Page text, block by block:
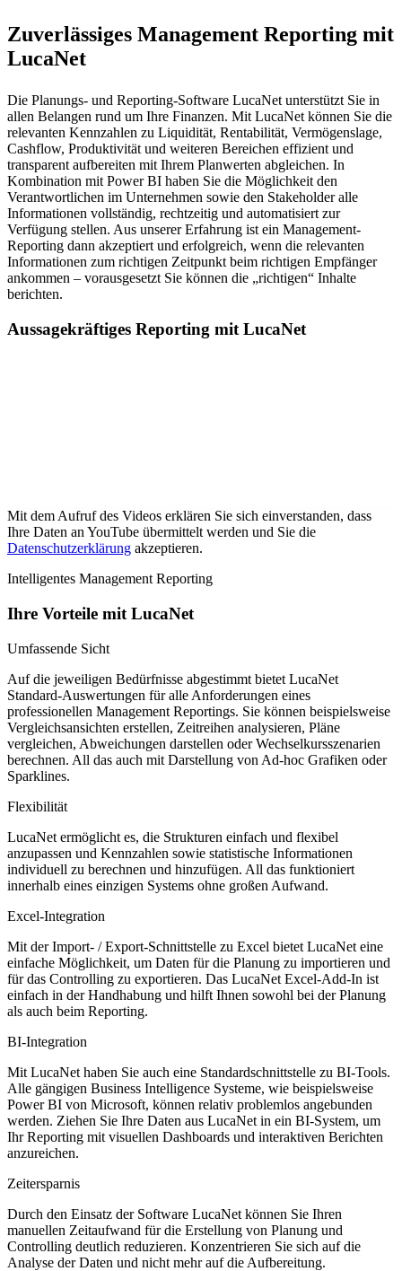
Zuverlässiges Management Reporting mit
LucaNet
Die Planungs- und Reporting-Software LucaNet unterstützt Sie in
allen Belangen rund um Ihre Finanzen. Mit LucaNet können Sie die
relevanten Kennzahlen zu Liquidität, Rentabilität, Vermögenslage,
Cashflow, Produktivität und weiteren Bereichen effizient und
transparent aufbereiten mit Ihrem Planwerten abgleichen. In
Kombination mit Power BI haben Sie die Möglichkeit den
Verantwortlichen im Unternehmen sowie den Stakeholder alle
Informationen vollständig, rechtzeitig und automatisiert zur
Verfügung stellen. Aus unserer Erfahrung ist ein Management-
Reporting dann akzeptiert und erfolgreich, wenn die relevanten
Informationen zum richtigen Zeitpunkt beim richtigen Empfänger
ankommen – vorausgesetzt Sie können die „richtigen“ Inhalte
berichten.
Aussagekräftiges Reporting mit LucaNet
Mit dem Aufruf des Videos erklären Sie sich einverstanden, dass
Ihre Daten an YouTube übermittelt werden und Sie die
Datenschutzerklärung akzeptieren.
Intelligentes Management Reporting
Ihre Vorteile mit LucaNet
Umfassende Sicht
Auf die jeweiligen Bedürfnisse abgestimmt bietet LucaNet
Standard-Auswertungen für alle Anforderungen eines
professionellen Management Reportings. Sie können beispielsweise
Vergleichsansichten erstellen, Zeitreihen analysieren, Pläne
vergleichen, Abweichungen darstellen oder Wechselkursszenarien
berechnen. All das auch mit Darstellung von Ad-hoc Grafiken oder
Sparklines.
Flexibilität
LucaNet ermöglicht es, die Strukturen einfach und flexibel
anzupassen und Kennzahlen sowie statistische Informationen
individuell zu berechnen und hinzufügen. All das funktioniert
innerhalb eines einzigen Systems ohne großen Aufwand.
Excel-Integration
Mit der Import- / Export-Schnittstelle zu Excel bietet LucaNet eine
einfache Möglichkeit, um Daten für die Planung zu importieren und
für das Controlling zu exportieren. Das LucaNet Excel-Add-In ist
einfach in der Handhabung und hilft Ihnen sowohl bei der Planung
als auch beim Reporting.
BI-Integration
Mit LucaNet haben Sie auch eine Standardschnittstelle zu BI-Tools.
Alle gängigen Business Intelligence Systeme, wie beispielsweise
Power BI von Microsoft, können relativ problemlos angebunden
werden. Ziehen Sie Ihre Daten aus LucaNet in ein BI-System, um
Ihr Reporting mit visuellen Dashboards und interaktiven Berichten
anzureichen.
Zeitersparnis
Durch den Einsatz der Software LucaNet können Sie Ihren
manuellen Zeitaufwand für die Erstellung von Planung und
Controlling deutlich reduzieren. Konzentrieren Sie sich auf die
Analyse der Daten und nicht mehr auf die Aufbereitung.